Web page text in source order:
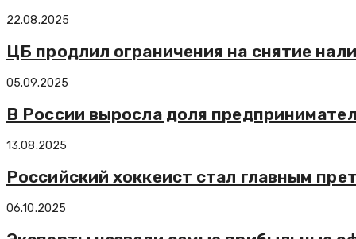
22.08.2025
ЦБ продлил ограничения на снятие
05.09.2025
В России выросла доля
13.08.2025
Российский хоккеист стал главным
06.10.2025